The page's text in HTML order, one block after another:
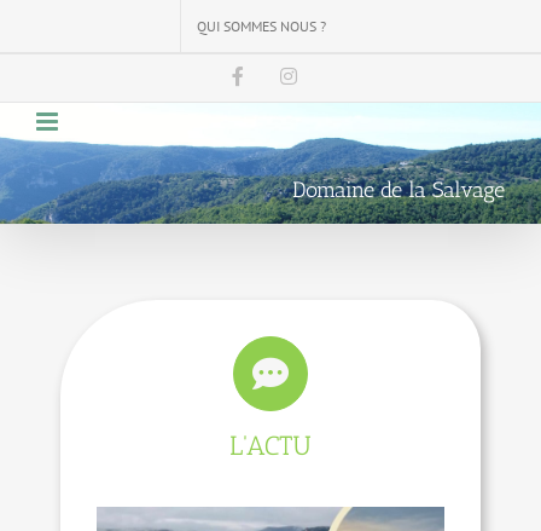
QUI SOMMES NOUS ?
FacebookInstagram
Domaine de la Salvage
L'ACTU